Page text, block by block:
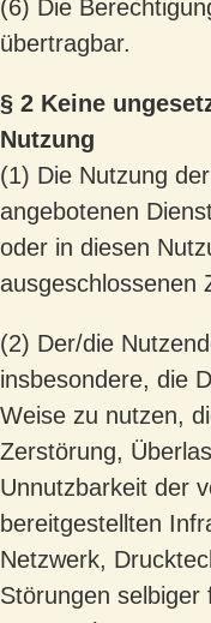
(6) Die
übertragbar.
§ 2 Keine
Nutzung
(1) Die Nutzung
angebotenen
oder in diesen
ausgeschlossenen
(2) Der/die
insbesondere, die
Weise zu nutzen,
Zerstörung,
Unnutzbarkeit der
bereitgestellten
Netzwerk,
Störungen